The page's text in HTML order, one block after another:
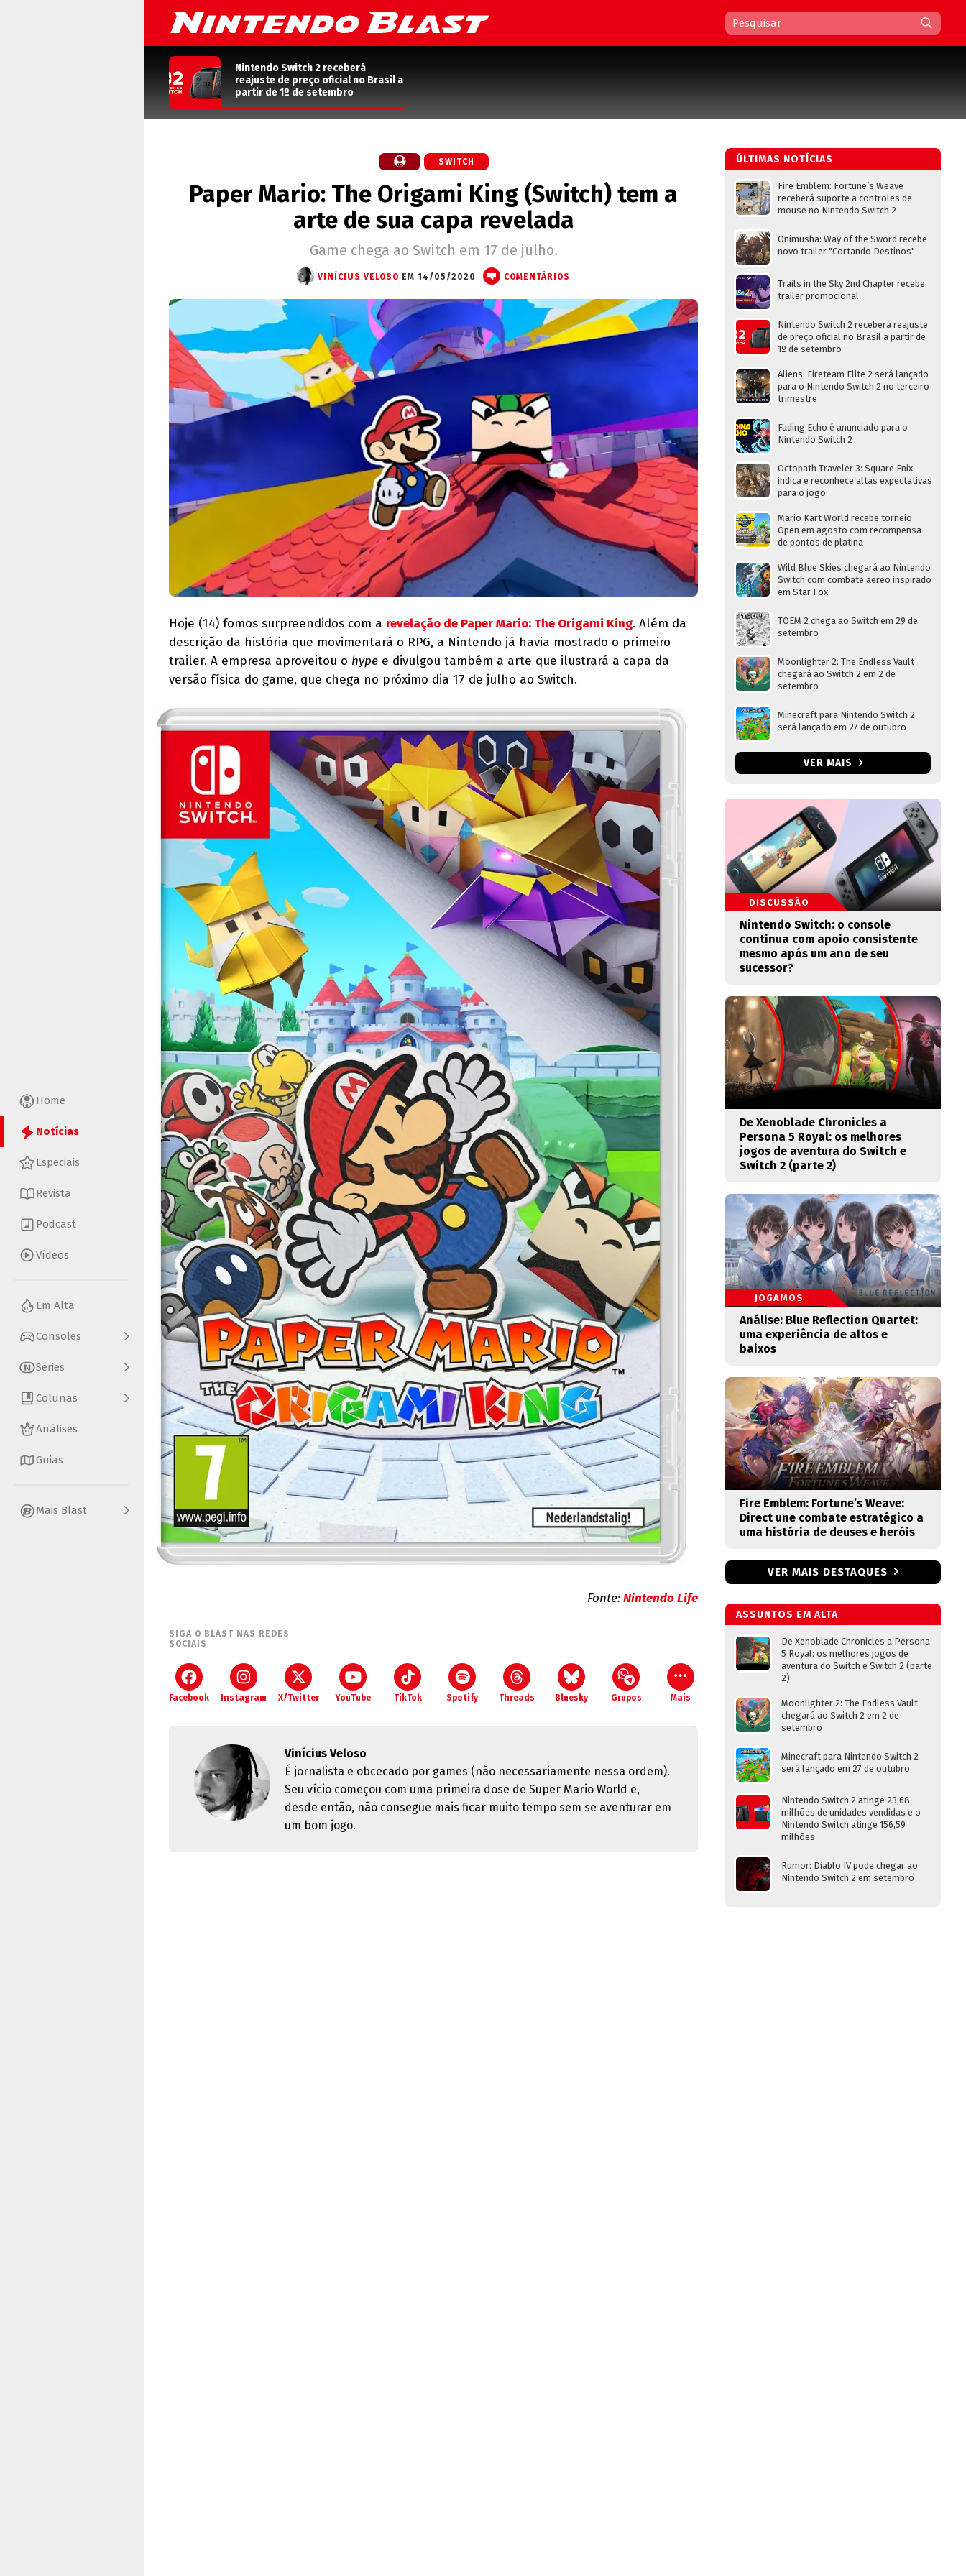
Home
Notícias
Especiais
Revista
Podcast
Vídeos
Em Alta
Consoles
Séries
Colunas
Análises
Guias
Mais Blast
Nintendo Switch 2 receberá
reajuste de preço oficial no Brasil a
partir de 1º de setembro
SWITCH
Paper Mario: The Origami King (Switch) tem a
arte de sua capa revelada
Game chega ao Switch em 17 de julho.
VINÍCIUS VELOSO EM 14/05/2020 COMENTÁRIOS
Hoje (14) fomos surpreendidos com a revelação de Paper Mario: The Origami King. Além da
descrição da história que movimentará o RPG, a Nintendo já havia mostrado o primeiro
trailer. A empresa aproveitou o hype e divulgou também a arte que ilustrará a capa da
versão física do game, que chega no próximo dia 17 de julho ao Switch.
Fonte:Nintendo Life
SIGA O BLAST NAS REDES
SOCIAIS
Facebook Instagram X/Twitter YouTube TikTok Spotify Threads Bluesky Grupos Mais
Vinícius Veloso
É jornalista e obcecado por games (não necessariamente nessa ordem).
Seu vício começou com uma primeira dose de Super Mario World e,
desde então, não consegue mais ficar muito tempo sem se aventurar em
um bom jogo.
ÚLTIMAS NOTÍCIAS
Fire Emblem: Fortune’s Weave
receberá suporte a controles de
mouse no Nintendo Switch 2
Onimusha: Way of the Sword recebe
novo trailer "Cortando Destinos"
Trails in the Sky 2nd Chapter recebe
trailer promocional
Nintendo Switch 2 receberá reajuste
de preço oficial no Brasil a partir de
1º de setembro
Aliens: Fireteam Elite 2 será lançado
para o Nintendo Switch 2 no terceiro
trimestre
Fading Echo é anunciado para o
Nintendo Switch 2
Octopath Traveler 3: Square Enix
indica e reconhece altas expectativas
para o jogo
Mario Kart World recebe torneio
Open em agosto com recompensa
de pontos de platina
Wild Blue Skies chegará ao Nintendo
Switch com combate aéreo inspirado
em Star Fox
TOEM 2 chega ao Switch em 29 de
setembro
Moonlighter 2: The Endless Vault
chegará ao Switch 2 em 2 de
setembro
Minecraft para Nintendo Switch 2
será lançado em 27 de outubro
VER MAIS
DISCUSSÃO
Nintendo Switch: o console
continua com apoio consistente
mesmo após um ano de seu
sucessor?
De Xenoblade Chronicles a
Persona 5 Royal: os melhores
jogos de aventura do Switch e
Switch 2 (parte 2)
JOGAMOS
Análise: Blue Reflection Quartet:
uma experiência de altos e
baixos
Fire Emblem: Fortune’s Weave:
Direct une combate estratégico a
uma história de deuses e heróis
VER MAIS DESTAQUES
ASSUNTOS EM ALTA
De Xenoblade Chronicles a Persona
5 Royal: os melhores jogos de
aventura do Switch e Switch 2 (parte
2)
Moonlighter 2: The Endless Vault
chegará ao Switch 2 em 2 de
setembro
Minecraft para Nintendo Switch 2
será lançado em 27 de outubro
Nintendo Switch 2 atinge 23,68
milhões de unidades vendidas e o
Nintendo Switch atinge 156,59
milhões
Rumor: Diablo IV pode chegar ao
Nintendo Switch 2 em setembro